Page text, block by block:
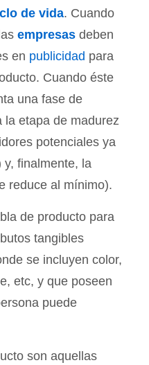
de vida. Cuando
empresas deben
en publicidad para
Cuando éste
una fase de
la etapa de madurez
potenciales ya
y, finalmente, la
reduce al mínimo).
de producto para
tangibles
se incluyen color,
etc, y que poseen
puede
son aquellas